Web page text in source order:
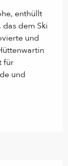
enthüllt
dem Ski
und
für
und